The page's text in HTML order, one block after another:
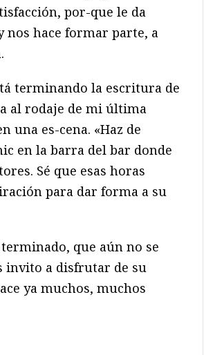
por-que le da
nos hace formar parte, a
terminando la escritura de
al rodaje de mi última
una es-cena. «Haz de
en la barra del bar donde
Sé que esas horas
para dar forma a su
que aún no se
invito a disfrutar de su
ya muchos, muchos